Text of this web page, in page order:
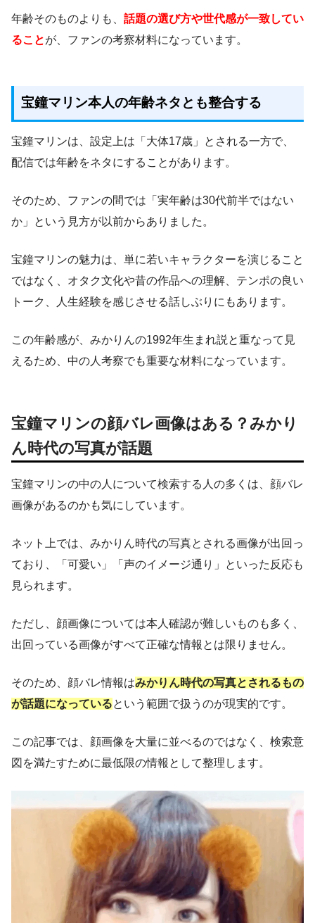
年齢そのものよりも、 話題の選び方や世代感が一致してい
ることが、ファンの考察材料になっています。
宝鐘マリン本人の年齢ネタとも整合する
宝鐘マリンは、設定上は「大体17歳」とされる一方で、
配信では年齢をネタにすることがあります。
そのため、ファンの間では「実年齢は30代前半ではない
か」という見方が以前からありました。
宝鐘マリンの魅力は、単に若いキャラクターを演じること
ではなく、オタク文化や昔の作品への理解、テンポの良い
トーク、人生経験を感じさせる話しぶりにもあります。
この年齢感が、みかりんの1992年生まれ説と重なって見
えるため、中の人考察でも重要な材料になっています。
宝鐘マリンの顔バレ画像はある？みかり
ん時代の写真が話題
宝鐘マリンの中の人について検索する人の多くは、顔バレ
画像があるのかも気にしています。
ネット上では、みかりん時代の写真とされる画像が出回っ
ており、「可愛い」「声のイメージ通り」といった反応も
見られます。
ただし、顔画像については本人確認が難しいものも多く、
出回っている画像がすべて正確な情報とは限りません。
そのため、顔バレ情報はみかりん時代の写真とされるもの
が話題になっているという範囲で扱うのが現実的です。
この記事では、顔画像を大量に並べるのではなく、検索意
図を満たすために最低限の情報として整理します。